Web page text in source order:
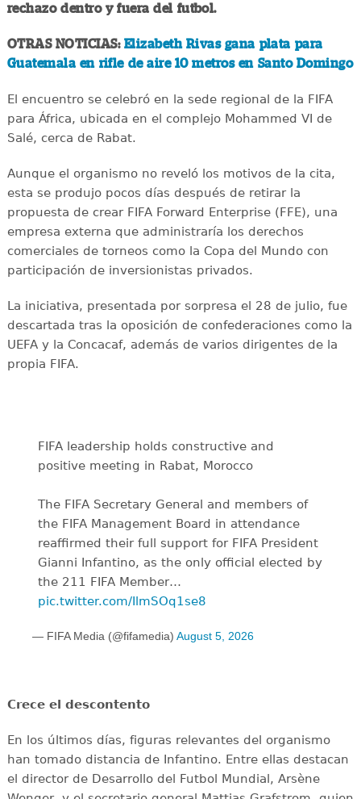
rechazo dentro y fuera del futbol.
OTRAS NOTICIAS: Elizabeth Rivas gana plata para
Guatemala en rifle de aire 10 metros en Santo Domingo
El encuentro se celebró en la sede regional de la FIFA
para África, ubicada en el complejo Mohammed VI de
Salé, cerca de Rabat.
Aunque el organismo no reveló los motivos de la cita,
esta se produjo pocos días después de retirar la
propuesta de crear FIFA Forward Enterprise (FFE), una
empresa externa que administraría los derechos
comerciales de torneos como la Copa del Mundo con
participación de inversionistas privados.
La iniciativa, presentada por sorpresa el 28 de julio, fue
descartada tras la oposición de confederaciones como la
UEFA y la Concacaf, además de varios dirigentes de la
propia FIFA.
FIFA leadership holds constructive and
positive meeting in Rabat, Morocco
The FIFA Secretary General and members of
the FIFA Management Board in attendance
reaffirmed their full support for FIFA President
Gianni Infantino, as the only official elected by
the 211 FIFA Member…
pic.twitter.com/IlmSOq1se8
— FIFA Media (@fifamedia) August 5, 2026
Crece el descontento
En los últimos días, figuras relevantes del organismo
han tomado distancia de Infantino. Entre ellas destacan
el director de Desarrollo del Futbol Mundial, Arsène